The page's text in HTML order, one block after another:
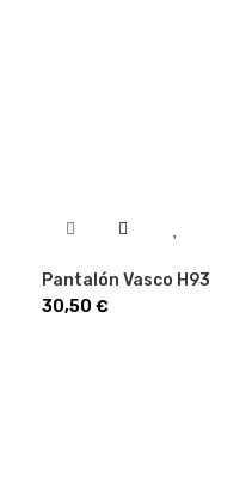
Pantalón Vasco H93
Precio
30,50 €